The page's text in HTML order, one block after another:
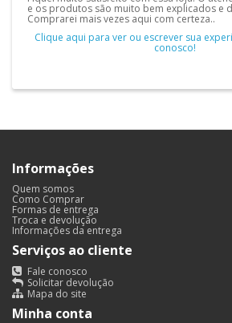
prestado pela loja possui
antes do prazo - Produtos
Clique aqui para ver ou
Informações
Quem somos
Como Comprar
Formas de entrega
Troca e devolução
Informações da entrega
Serviços ao cliente
Fale conosco
Solicitar devolução
Mapa do site
Minha conta